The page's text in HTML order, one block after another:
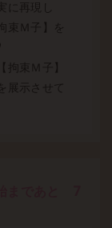
に再現し
束Ｍ子】を
束Ｍ子】
展示させて